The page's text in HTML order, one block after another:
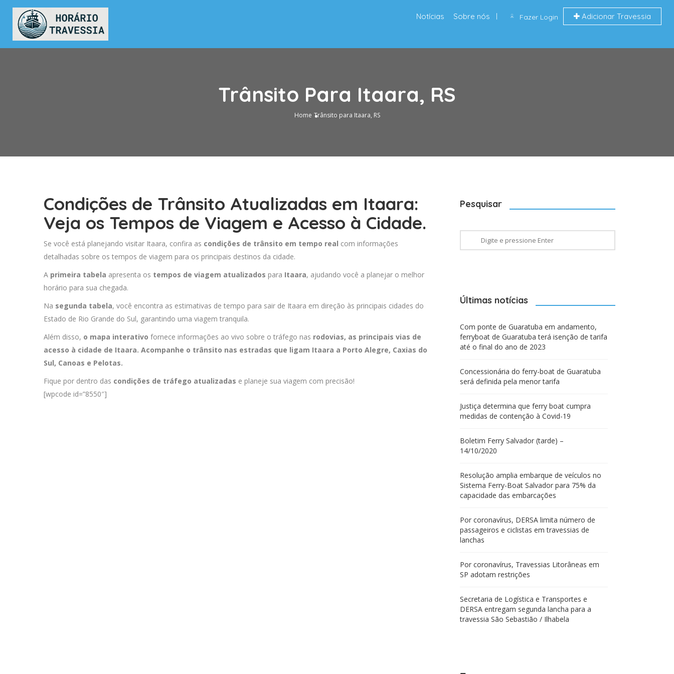
Fazer Login Adicionar Travessia
Notícias Sobre nós
Trânsito Para Itaara, RS
Home Trânsito para Itaara, RS
Condições de Trânsito Atualizadas em Itaara:
Veja os Tempos de Viagem e Acesso à Cidade.
Se você está planejando visitar Itaara, confira as condições de trânsito em tempo real com informações
detalhadas sobre os tempos de viagem para os principais destinos da cidade.
A primeira tabela apresenta os tempos de viagem atualizados para Itaara, ajudando você a planejar o melhor
horário para sua chegada.
Na segunda tabela, você encontra as estimativas de tempo para sair de Itaara em direção às principais cidades do
Estado de Rio Grande do Sul, garantindo uma viagem tranquila.
Além disso, o mapa interativo fornece informações ao vivo sobre o tráfego nas rodovias, as principais vias de
acesso à cidade de Itaara. Acompanhe o trânsito nas estradas que ligam Itaara a Porto Alegre, Caxias do
Sul, Canoas e Pelotas.
Fique por dentro das condições de tráfego atualizadas e planeje sua viagem com precisão!
[wpcode id=”8550″]
Pesquisar
Últimas notícias
Com ponte de Guaratuba em andamento,
ferryboat de Guaratuba terá isenção de tarifa
até o final do ano de 2023
Concessionária do ferry-boat de Guaratuba
será definida pela menor tarifa
Justiça determina que ferry boat cumpra
medidas de contenção à Covid-19
Boletim Ferry Salvador (tarde) –
14/10/2020
Resolução amplia embarque de veículos no
Sistema Ferry-Boat Salvador para 75% da
capacidade das embarcações
Por coronavírus, DERSA limita número de
passageiros e ciclistas em travessias de
lanchas
Por coronavírus, Travessias Litorâneas em
SP adotam restrições
Secretaria de Logística e Transportes e
DERSA entregam segunda lancha para a
travessia São Sebastião / Ilhabela